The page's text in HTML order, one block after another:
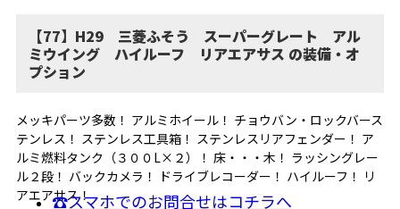
【77】H29 三菱ふそう スーパーグレート アル
ミウイング ハイルーフ リアエアサス の装備・オ
プション
メッキパーツ多数！ アルミホイール！ チョウバン・ロックバース
テンレス！ ステンレス工具箱！ ステンレスリアフェンダー！ ア
ルミ燃料タンク（３００L×２）！ 床・・・木！ ラッシングレー
ル２段！ バックカメラ！ ドライブレコーダー！ ハイルーフ！ リ
アエアサス！
☎スマホでのお問合せはコチラへ